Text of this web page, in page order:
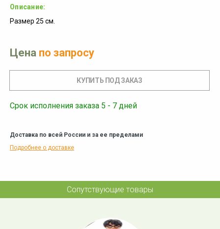
Описание:
Размер 25 см.
Цена по запросу
Срок исполнения заказа 5 - 7 дней
Доставка по всей России и за ее пределами
Подробнее о доставке
Сопутствующие товары